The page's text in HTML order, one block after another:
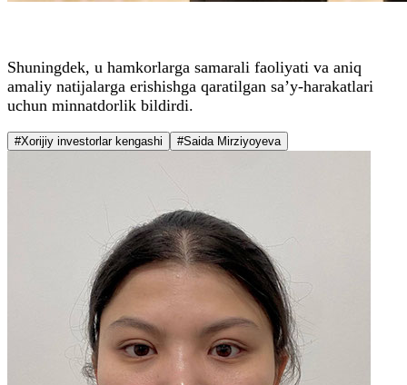
Shuningdek, u hamkorlarga samarali faoliyati va aniq
amaliy natijalarga erishishga qaratilgan sa’y-harakatlari
uchun minnatdorlik bildirdi.
#Xorijiy investorlar kengashi #Saida Mirziyoyeva